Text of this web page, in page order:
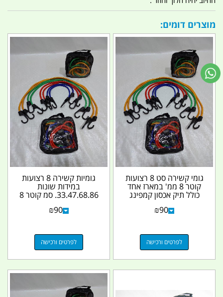
מוצרים דומים:
גומי קשירה סט 8 רצועות
קוטר 8 ממ' במארז אחד
כולל תיק אכסון קמפינג
₪90
לפרטים ורכישה
גומיות קשירה 8 רצועות
במידות שונות
33.47.68.86. סמ קוטר 8
ממ במארז אחד בתיק יד...
₪90
לפרטים ורכישה